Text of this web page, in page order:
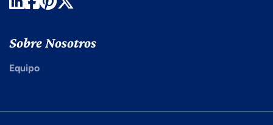
Sobre Nosotros
Equipo